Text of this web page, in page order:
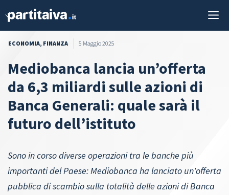
ECONOMIA, FINANZA 5 Maggio 2025
Mediobanca lancia un’offerta
da 6,3 miliardi sulle azioni di
Banca Generali: quale sarà il
futuro dell’istituto
Sono in corso diverse operazioni tra le banche più
importanti del Paese: Mediobanca ha lanciato un'offerta
pubblica di scambio sulla totalità delle azioni di Banca